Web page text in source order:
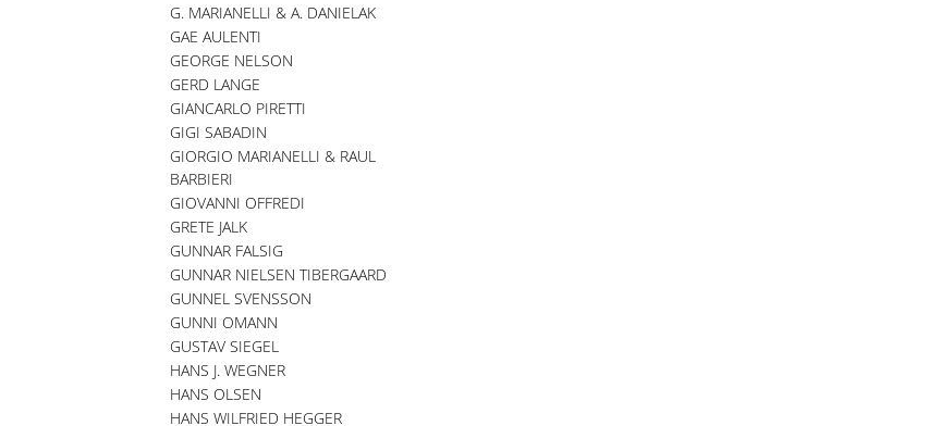
G. MARIANELLI & A. DANIELAK
GAE AULENTI
GEORGE NELSON
GERD LANGE
GIANCARLO PIRETTI
GIGI SABADIN
GIORGIO MARIANELLI & RAUL
BARBIERI
GIOVANNI OFFREDI
GRETE JALK
GUNNAR FALSIG
GUNNAR NIELSEN TIBERGAARD
GUNNEL SVENSSON
GUNNI OMANN
GUSTAV SIEGEL
HANS J. WEGNER
HANS OLSEN
HANS WILFRIED HEGGER